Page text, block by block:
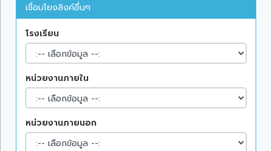
เชื่อมโยงลิงค์อื่นๆ
โรงเรียน
หน่วยงานภายใน
หน่วยงานภายนอก